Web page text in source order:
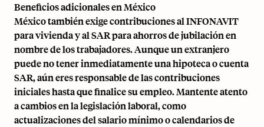
Beneficios adicionales en México
México también exige contribuciones al INFONAVIT
para vivienda y al SAR para ahorros de jubilación en
nombre de los trabajadores. Aunque un extranjero
puede no tener inmediatamente una hipoteca o cuenta
SAR, aún eres responsable de las contribuciones
iniciales hasta que finalice su empleo. Mantente atento
a cambios en la legislación laboral, como
actualizaciones del salario mínimo o calendarios de